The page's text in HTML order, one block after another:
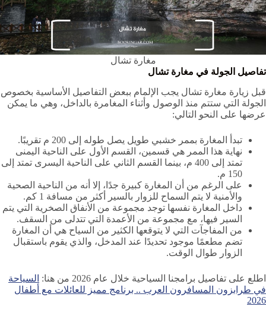
مغارة تشال
تفاصيل الجولة في مغارة تشال
قبل زيارة مغارة تشال يجب الإلمام ببعض التفاصيل الأساسية بخصوص
الجولة التي ستتم منذ الوصول وأثناء المغامرة بالداخل، وهي ما يمكن
عرضها على النحو التالي:
تبدأ المغارة بممر خشبي طويل يصل طوله إلى 200 م تقريبًا.
نهاية هذا الممر هي قسمين، القسم الأول على الناحية اليمنى
تمتد إلى 400 م، بينما القسم الثاني على الناحية اليسرى تمتد إلى
150 م.
على الرغم من أن المغارة كبيرة جدًا، إلا أنه من الناحية الصحية
والأمنية لا يتم السماح للزوار بالسير أكثر من مسافة 1 كم.
داخل المغارة نفسها توجد مجموعة من الأنفاق الصخرية التي يتم
السير فيها، مع مجموعة من الأعمدة التي تتدلى من السقف.
من المفاجآت التي لا يتوقعها الكثير من السياح هي أن المغارة
تضم مطعمًا موجود تحديدًا عند المدخل، والذي يقوم باستقبال
الزوار طوال الوقت.
اطلع على تفاصيل برامجنا السياحية خلال عام 2026 من هنا:
السياحة
في طرابزون المسافرون العرب .. برنامج مميز للعائلات مع أطفال
2026